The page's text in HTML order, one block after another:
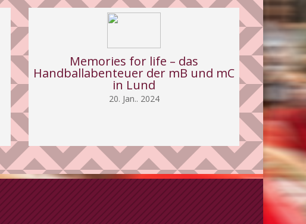
Memories for life – das
Handballabenteuer der mB und mC
in Lund
20. Jan.. 2024